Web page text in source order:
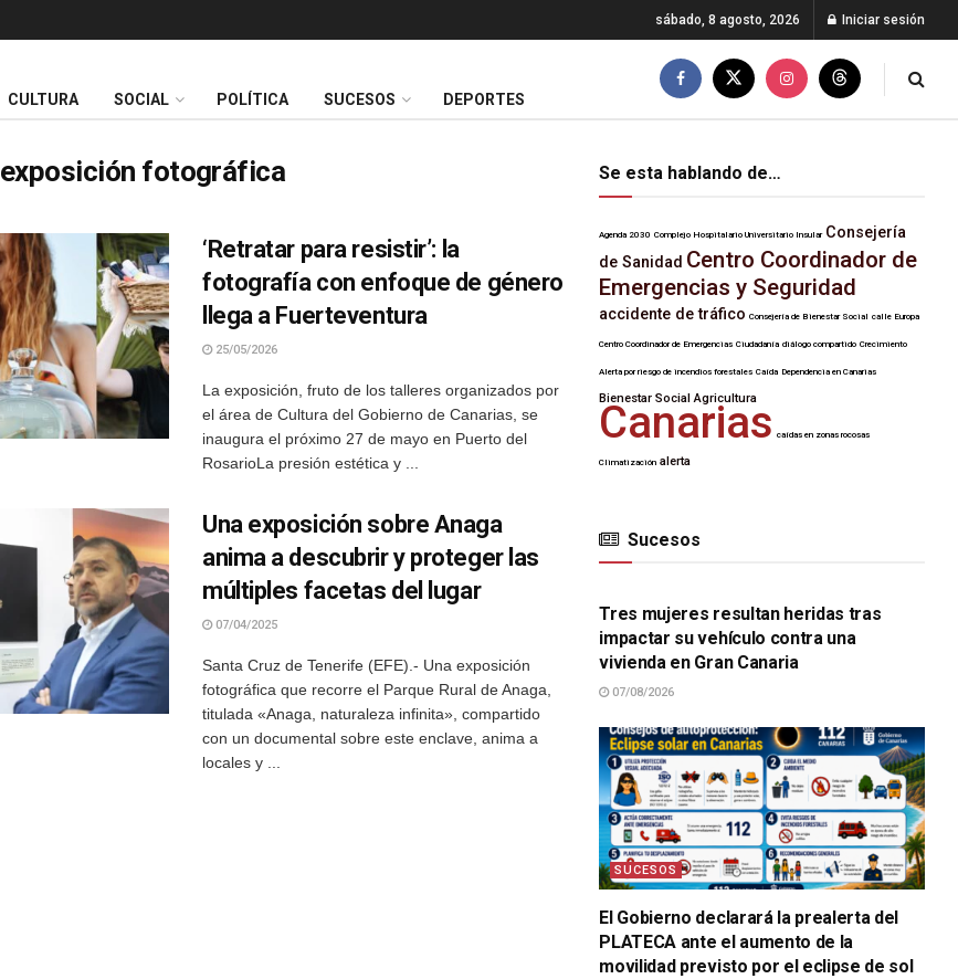
sábado, 8 agosto, 2026 Iniciar sesión
CULTURA SOCIAL POLÍTICA SUCESOS DEPORTES
exposición fotográfica
‘Retratar para resistir’: la
fotografía con enfoque de género
llega a Fuerteventura
25/05/2026
La exposición, fruto de los talleres organizados por
el área de Cultura del Gobierno de Canarias, se
inaugura el próximo 27 de mayo en Puerto del
RosarioLa presión estética y ...
Una exposición sobre Anaga
anima a descubrir y proteger las
múltiples facetas del lugar
07/04/2025
Santa Cruz de Tenerife (EFE).- Una exposición
fotográfica que recorre el Parque Rural de Anaga,
titulada «Anaga, naturaleza infinita», compartido
con un documental sobre este enclave, anima a
locales y ...
Se esta hablando de…
Agenda 2030 Complejo Hospitalario Universitario Insular Consejería
de Sanidad Centro Coordinador de
Emergencias y Seguridad
accidente de tráfico Consejería de Bienestar Social calle Europa
Centro Coordinador de Emergencias Ciudadanía diálogo compartido Crecimiento
Alerta por riesgo de incendios forestales Caída Dependencia en Canarias
Bienestar Social Agricultura
Canarias caídas en zonas rocosas
Climatización alerta
Sucesos
SUCESOS
Tres mujeres resultan heridas tras
impactar su vehículo contra una
vivienda en Gran Canaria
07/08/2026
SUCESOS
El Gobierno declarará la prealerta del
PLATECA ante el aumento de la
movilidad previsto por el eclipse de sol